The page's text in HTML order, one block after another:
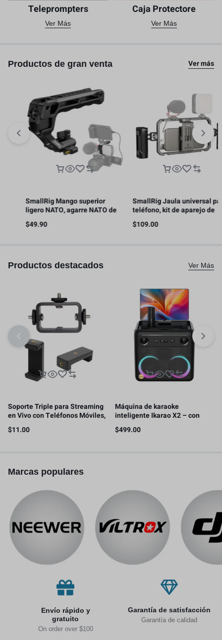
Teleprompters
Ver Más
Caja Protectore
Ver Más
Productos de gran venta Ver más
SmallRig Mango superior
ligero NATO, agarre NATO de
liberación rápida con riel NATO
– 4345
49.90
SmallRig Jaula universal para
teléfono, kit de aparejo de
video para teléfono inteligente
con asas
109.00
Productos destacados Ver Más
Soporte Triple para Streaming
en Vivo con Teléfonos Móviles,
con 2 clips para teléfono
$11.00
Máquina de karaoke
inteligente Ikarao X2 – con
pantalla de letras, tableta de
karaoke de 32GB, 2 micrófonos
$499.00
Marcas populares
Envío rápido y
gratuito
On order over $100
Garantía de satisfacción
Garantía de calidad